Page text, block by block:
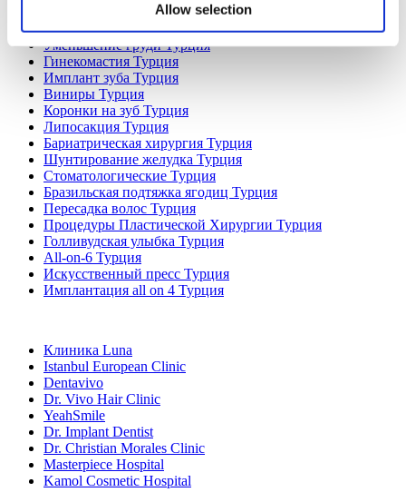
Allow selection
Ринопластика Турция
Грудной имплант Турция
Уменьшение груди Турция
Гинекомастия Турция
Имплант зуба Турция
Виниры Турция
Коронки на зуб Турция
Липосакция Турция
Бариатрическая хирургия Турция
Шунтирование желудка Турция
Стоматологические Турция
Бразильская подтяжка ягодиц Турция
Пересадка волос Турция
Процедуры Пластической Хирургии Турция
Голливудская улыбка Турция
All-on-6 Турция
Искусственный пресс Турция
Имплантация all on 4 Турция
Клиника Luna
Istanbul European Clinic
Dentavivo
Dr. Vivo Hair Clinic
YeahSmile
Dr. Implant Dentist
Dr. Christian Morales Clinic
Masterpiece Hospital
Kamol Cosmetic Hospital